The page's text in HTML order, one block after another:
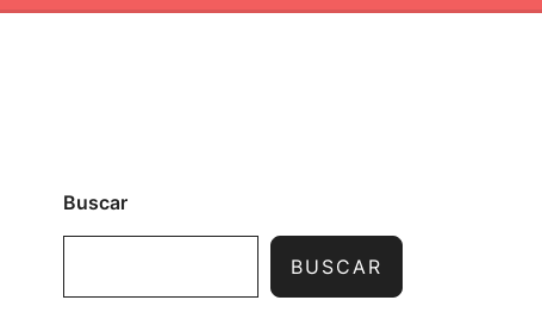
Buscar
BUSCAR